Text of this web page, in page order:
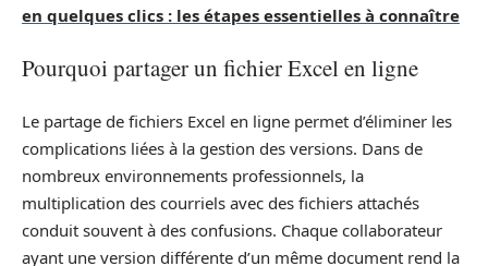
en quelques clics : les étapes essentielles à connaître
Pourquoi partager un fichier Excel en ligne
Le partage de fichiers Excel en ligne permet d’éliminer les
complications liées à la gestion des versions. Dans de
nombreux environnements professionnels, la
multiplication des courriels avec des fichiers attachés
conduit souvent à des confusions. Chaque collaborateur
ayant une version différente d’un même document rend la